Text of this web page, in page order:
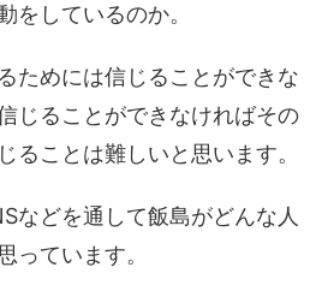
をしているのか。
ためには信じることができな
じることができなければその
ることは難しいと思います。
などを通して飯島がどんな人
っています。